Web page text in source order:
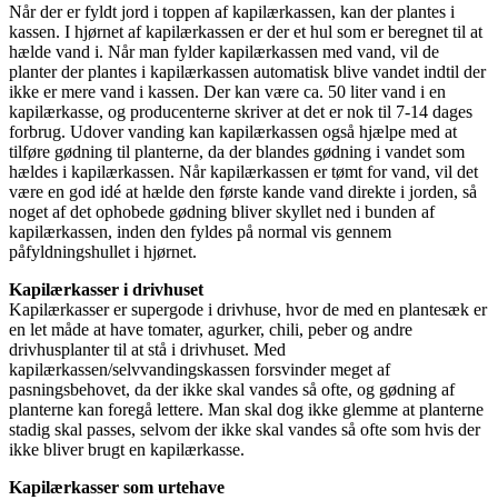
Når der er fyldt jord i toppen af kapilærkassen, kan der plantes i
kassen. I hjørnet af kapilærkassen er der et hul som er beregnet til at
hælde vand i. Når man fylder kapilærkassen med vand, vil de
planter der plantes i kapilærkassen automatisk blive vandet indtil der
ikke er mere vand i kassen. Der kan være ca. 50 liter vand i en
kapilærkasse, og producenterne skriver at det er nok til 7-14 dages
forbrug. Udover vanding kan kapilærkassen også hjælpe med at
tilføre gødning til planterne, da der blandes gødning i vandet som
hældes i kapilærkassen. Når kapilærkassen er tømt for vand, vil det
være en god idé at hælde den første kande vand direkte i jorden, så
noget af det ophobede gødning bliver skyllet ned i bunden af
kapilærkassen, inden den fyldes på normal vis gennem
påfyldningshullet i hjørnet.
Kapilærkasser i drivhuset
Kapilærkasser er supergode i drivhuse, hvor de med en plantesæk er
en let måde at have tomater, agurker, chili, peber og andre
drivhusplanter til at stå i drivhuset. Med
kapilærkassen/selvvandingskassen forsvinder meget af
pasningsbehovet, da der ikke skal vandes så ofte, og gødning af
planterne kan foregå lettere. Man skal dog ikke glemme at planterne
stadig skal passes, selvom der ikke skal vandes så ofte som hvis der
ikke bliver brugt en kapilærkasse.
Kapilærkasser som urtehave